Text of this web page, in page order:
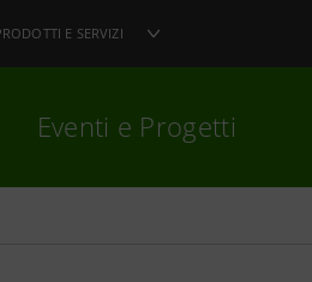
E SERVIZI
Eventi e Progetti